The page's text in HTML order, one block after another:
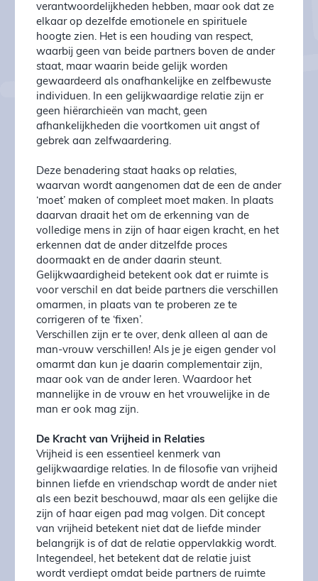
verantwoordelijkheden hebben, maar ook dat ze
elkaar op dezelfde emotionele en spirituele
hoogte zien. Het is een houding van respect,
waarbij geen van beide partners boven de ander
staat, maar waarin beide gelijk worden
gewaardeerd als onafhankelijke en zelfbewuste
individuen. In een gelijkwaardige relatie zijn er
geen hiërarchieën van macht, geen
afhankelijkheden die voortkomen uit angst of
gebrek aan zelfwaardering.
Deze benadering staat haaks op relaties,
waarvan wordt aangenomen dat de een de ander
‘moet’ maken of compleet moet maken. In plaats
daarvan draait het om de erkenning van de
volledige mens in zijn of haar eigen kracht, en het
erkennen dat de ander ditzelfde proces
doormaakt en de ander daarin steunt.
Gelijkwaardigheid betekent ook dat er ruimte is
voor verschil en dat beide partners die verschillen
omarmen, in plaats van te proberen ze te
corrigeren of te ‘fixen’.
Verschillen zijn er te over, denk alleen al aan de
man-vrouw verschillen! Als je je eigen gender vol
omarmt dan kun je daarin complementair zijn,
maar ook van de ander leren. Waardoor het
mannelijke in de vrouw en het vrouwelijke in de
man er ook mag zijn.
De Kracht van Vrijheid in Relaties
Vrijheid is een essentieel kenmerk van
gelijkwaardige relaties. In de filosofie van vrijheid
binnen liefde en vriendschap wordt de ander niet
als een bezit beschouwd, maar als een gelijke die
zijn of haar eigen pad mag volgen. Dit concept
van vrijheid betekent niet dat de liefde minder
belangrijk is of dat de relatie oppervlakkig wordt.
Integendeel, het betekent dat de relatie juist
wordt verdiept omdat beide partners de ruimte